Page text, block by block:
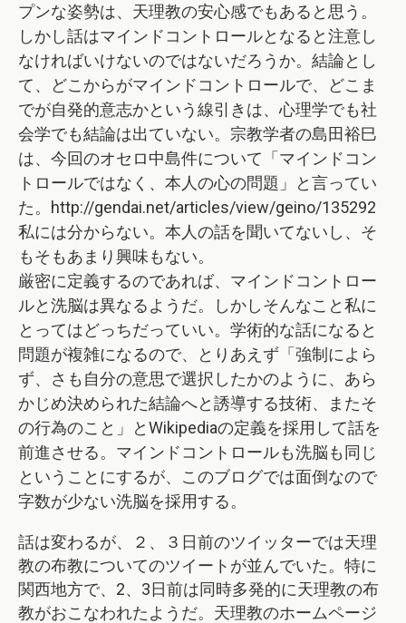
プンな姿勢は、天理教の安心感でもあると思う。
しかし話はマインドコントロールとなると注意し
なければいけないのではないだろうか。結論とし
て、どこからがマインドコントロールで、どこま
でが自発的意志かという線引きは、心理学でも社
会学でも結論は出ていない。宗教学者の島田裕巳
は、今回のオセロ中島件について「マインドコン
トロールではなく、本人の心の問題」と言ってい
た。http://gendai.net/articles/view/geino/135292
私には分からない。本人の話を聞いてないし、そ
もそもあまり興味もない。
厳密に定義するのであれば、マインドコントロー
ルと洗脳は異なるようだ。しかしそんなこと私に
とってはどっちだっていい。学術的な話になると
問題が複雑になるので、とりあえず「強制によら
ず、さも自分の意思で選択したかのように、あら
かじめ決められた結論へと誘導する技術、またそ
の行為のこと」とWikipediaの定義を採用して話を
前進させる。マインドコントロールも洗脳も同じ
ということにするが、このブログでは面倒なので
字数が少ない洗脳を採用する。
話は変わるが、２、３日前のツイッターでは天理
教の布教についてのツイートが並んでいた。特に
関西地方で、2、3日前は同時多発的に天理教の布
教がおこなわれたようだ。天理教のホームページ